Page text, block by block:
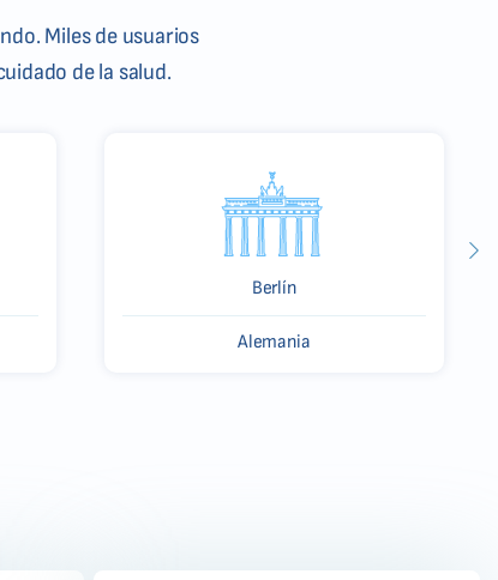
Miles de usuarios
de la salud.
Berlín
Alemania